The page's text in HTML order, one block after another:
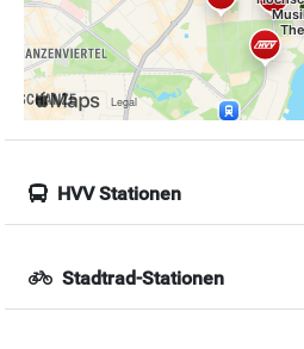
HVV Stationen
Stadtrad-Stationen